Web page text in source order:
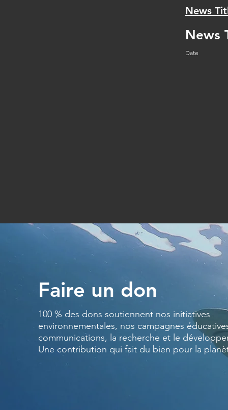
News
News
Date
Faire un don
100 % des dons soutiennent nos initiatives
environnementales, nos campagnes
communications, la recherche et le
Une contribution qui fait du bien pour la